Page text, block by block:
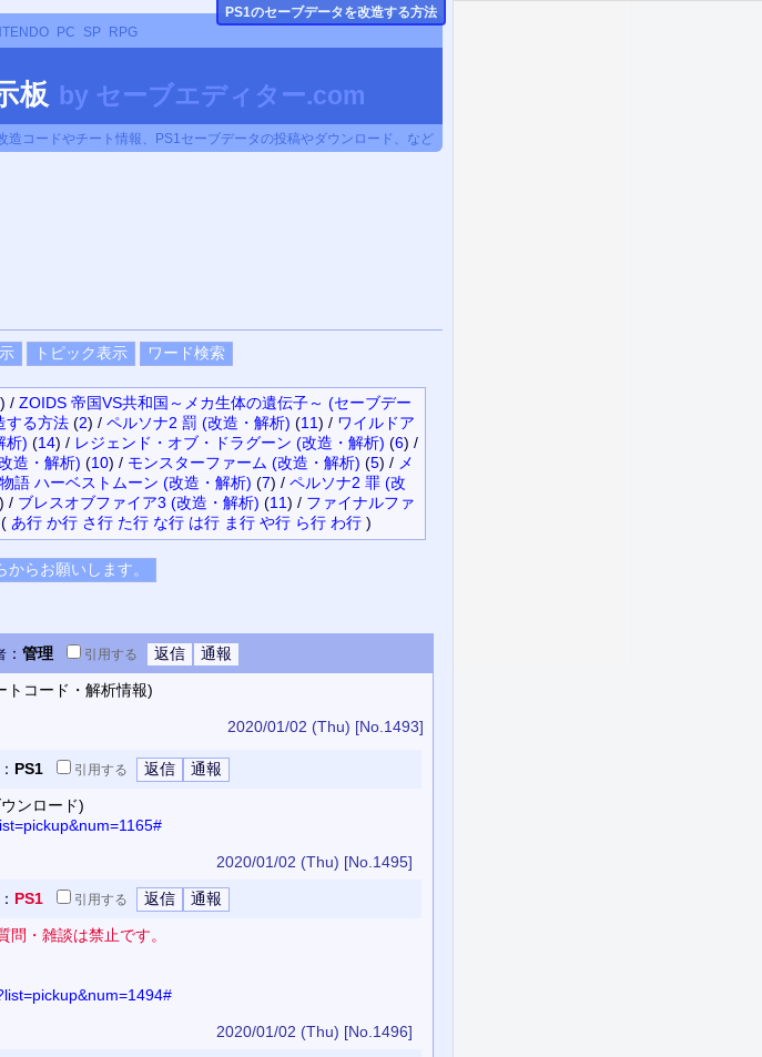
PC SP RPG
板 by セーブエディター.com
造コードやチート情報、PS1セーブデータの投稿やダウンロード、など
) / ZOIDS 帝国VS共和国～メカ生体の遺伝子～ (セーブデー
する方法 (2) / ペルソナ2 罰 (改造・解析) (11) / ワイルドア
析) (14) / レジェンド・オブ・ドラグーン (改造・解析) (6) /
造・解析) (10) / モンスターファーム (改造・解析) (5) / メ
語 ハーベストムーン (改造・解析) (7) / ペルソナ2 罪 (改
) / ブレスオブファイア3 (改造・解析) (11) / ファイナルファ
( あ行 か行 さ行 た行 な行 は行 ま行 や行 ら行 わ行)
： 管理 引用する
トコード・解析情報)
2020/01/02 (Thu) [No.1493]
： PS1 引用する
ンロード)
2020/01/02 (Thu) [No.1495]
： PS1 引用する
・雑談は禁止です。
2020/01/02 (Thu) [No.1496]
PS1のセーブデータを改造する方法